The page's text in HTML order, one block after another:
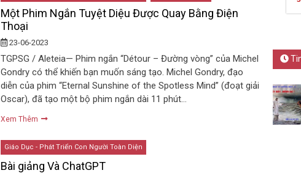
Một Phim Ngắn Tuyệt Diệu Được Quay Bằng Điện
Thoại
23-06-2023
TGPSG / Aleteia— Phim ngắn “Détour – Đường vòng” của Michel
Gondry có thể khiến bạn muốn sáng tạo. Michel Gondry, đạo
diễn của phim “Eternal Sunshine of the Spotless Mind” (đoạt giải
Oscar), đã tạo một bộ phim ngắn dài 11 phút…
Xem Thêm
Giáo Dục - Phát Triển Con Người Toàn Diện
Bài giảng Và ChatGPT